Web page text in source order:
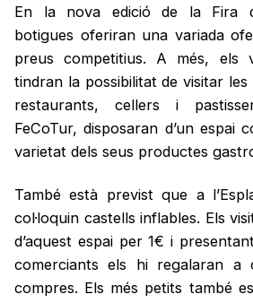
En la nova edició de la Fira
botigues oferiran una variada
preus competitius. A més, els
tindran la possibilitat de visitar
restaurants, cellers i
FeCoTur, disposaran d’un espai
varietat dels seus productes
També està previst que a
col·loquin castells inflables. Els
d’aquest espai per 1€ i
comerciants els hi regalaran a
compres. Els més petits també